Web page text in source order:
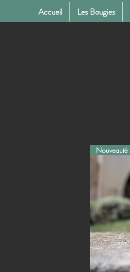
Accueil Les Bougies
Nouveauté